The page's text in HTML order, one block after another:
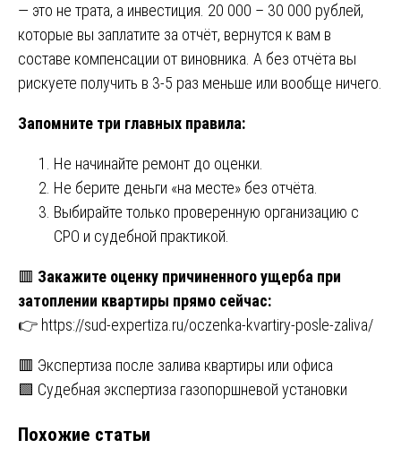
— это не трата, а инвестиция. 20 000 – 30 000 рублей,
которые вы заплатите за отчёт, вернутся к вам в
составе компенсации от виновника. А без отчёта вы
рискуете получить в 3-5 раз меньше или вообще ничего.
Запомните три главных правила:
Не начинайте ремонт до оценки.
Не берите деньги «на месте» без отчёта.
Выбирайте только проверенную организацию с
СРО и судебной практикой.
🟥 Закажите оценку причиненного ущерба при
затоплении квартиры прямо сейчас:
👉 https://sud-expertiza.ru/oczenka-kvartiry-posle-zaliva/
Навигация
записям
🟥 Экспертиза после залива квартиры или офиса
🟩 Судебная экспертиза газопоршневой установки
Похожие статьи